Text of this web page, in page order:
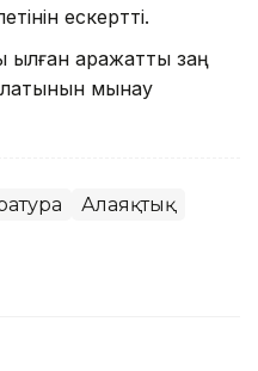
ескертті.
қылған қаражатты заң
мынау
Алаяқтық